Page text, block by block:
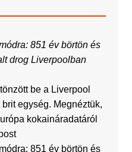
851 év börtön és
drog Liverpoolban
be a Liverpool
egység. Megnéztük,
kokaináradatáról
851 év börtön és